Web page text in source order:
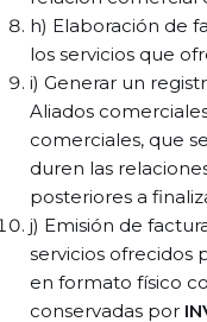
h) Elaboración de
los servicios que
i) Generar un
Aliados
comerciales, que
duren las
posteriores a
j) Emisión de
servicios ofrecidos
en formato físico
conservadas por